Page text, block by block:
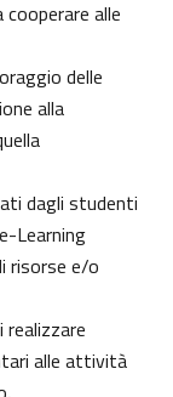
alle
delle
alla
dagli studenti
Learning
risorse e/o
alle attività